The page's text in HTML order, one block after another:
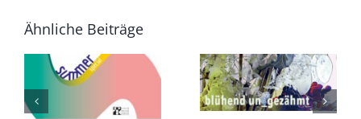
Ähnliche Beiträge